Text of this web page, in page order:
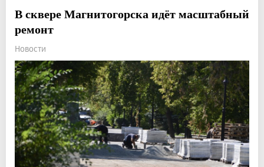
В сквере Магнитогорска идёт масштабный
ремонт
Новости